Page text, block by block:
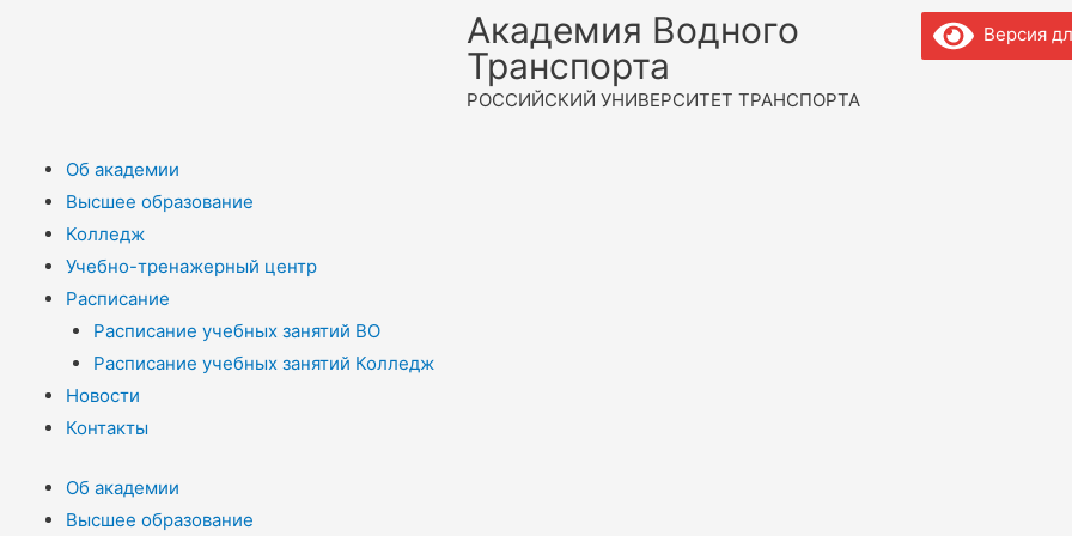
Академия Водного
Транспорта
РОССИЙСКИЙ УНИВЕРСИТЕТ ТРАНСПОРТА
Версия
Об академии
Высшее образование
Колледж
Учебно-тренажерный центр
Расписание
Расписание учебных занятий ВО
Расписание учебных занятий Колледж
Новости
Контакты
Об академии
Высшее образование